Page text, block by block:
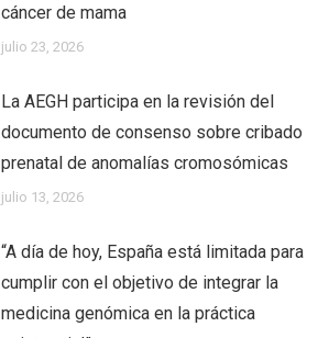
cáncer de mama
julio 23, 2026
La AEGH participa en la revisión del
documento de consenso sobre cribado
prenatal de anomalías cromosómicas
julio 13, 2026
“A día de hoy, España está limitada para
cumplir con el objetivo de integrar la
medicina genómica en la práctica